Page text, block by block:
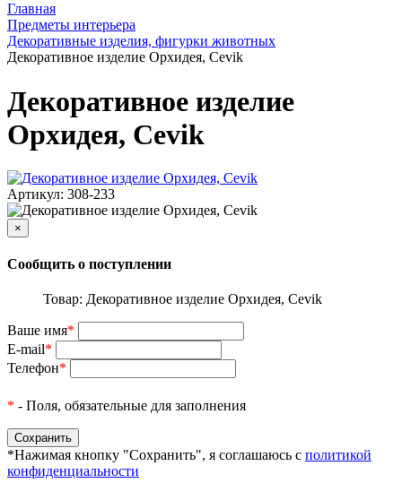
Главная
Предметы интерьера
Декоративные изделия, фигурки животных
Декоративное изделие Орхидея, Cevik
Декоративное изделие
Орхидея, Cevik
Артикул: 308-233
×
Сообщить о поступлении
Товар: Декоративное изделие Орхидея, Cevik
Ваше имя*
E-mail*
Телефон*
* - Поля, обязательные для заполнения
*Нажимая кнопку "Сохранить", я соглашаюсь с политикой
конфиденциальности